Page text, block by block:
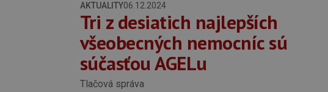
AKTUALITY06.12.2024
Tri z desiatich najlepších
všeobecných nemocníc sú
súčasťou AGELu
Tlačová správa